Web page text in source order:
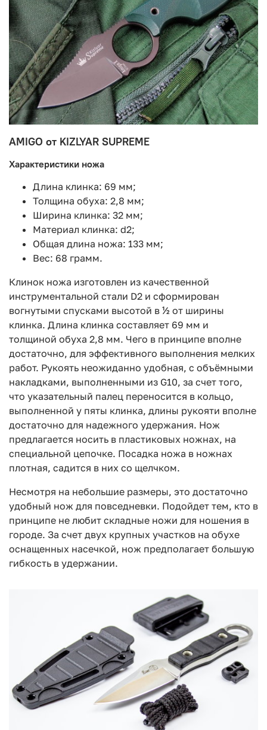
AMIGO от KIZLYAR SUPREME
Характеристики ножа
Длина клинка: 69 мм;
Толщина обуха: 2,8 мм;
Ширина клинка: 32 мм;
Материал клинка: d2;
Общая длина ножа: 133 мм;
Вес: 68 грамм.
Клинок ножа изготовлен из качественной
инструментальной стали D2 и сформирован
вогнутыми спусками высотой в ½ от ширины
клинка. Длина клинка составляет 69 мм и
толщиной обуха 2,8 мм. Чего в принципе вполне
достаточно, для эффективного выполнения мелких
работ. Рукоять неожиданно удобная, с объёмными
накладками, выполненными из G10, за счет того,
что указательный палец переносится в кольцо,
выполненной у пяты клинка, длины рукояти вполне
достаточно для надежного удержания. Нож
предлагается носить в пластиковых ножнах, на
специальной цепочке. Посадка ножа в ножнах
плотная, садится в них со щелчком.
Несмотря на небольшие размеры, это достаточно
удобный нож для повседневки. Подойдет тем, кто в
принципе не любит складные ножи для ношения в
городе. За счет двух крупных участков на обухе
оснащенных насечкой, нож предполагает большую
гибкость в удержании.